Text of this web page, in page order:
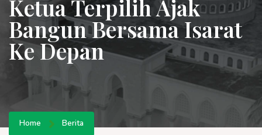
Ketua Terpilih Ajak
Bangun Bersama Isarat
Ke Depan
Home Berita